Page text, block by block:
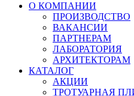
О КОМПАНИИ
ПРОИЗВОДСТВО
ВАКАНСИИ
ПАРТНЕРАМ
ЛАБОРАТОРИЯ
АРХИТЕКТОРАМ
КАТАЛОГ
АКЦИИ
ТРОТУАРНАЯ